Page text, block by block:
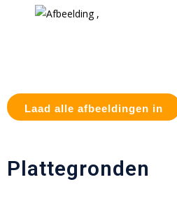
Laad alle afbeeldingen in
Plattegronden